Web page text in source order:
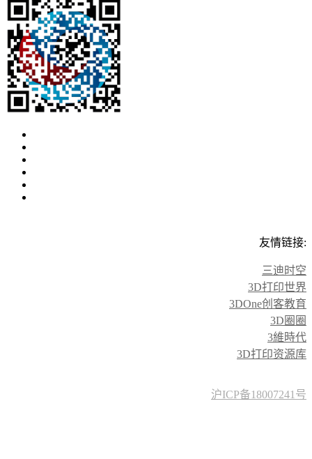
友情链接:
三迪时空
3D打印世界
3DOne创客教育
3D圈圈
3維時代
3D打印资源库
沪ICP备18007241号